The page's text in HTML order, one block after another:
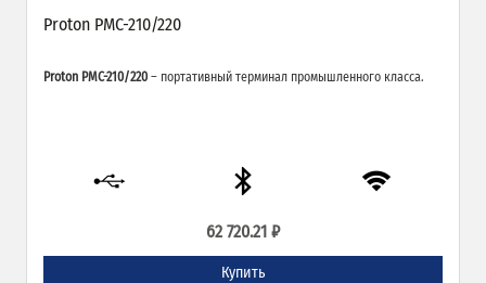
Proton PMC-210/220
Proton PMC-210/220 – портативный терминал промышленного класса.
62 720.21 ₽
Купить